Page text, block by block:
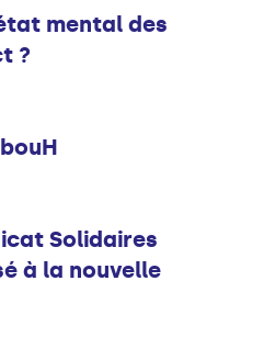
mental des
?
Solidaires
à la nouvelle